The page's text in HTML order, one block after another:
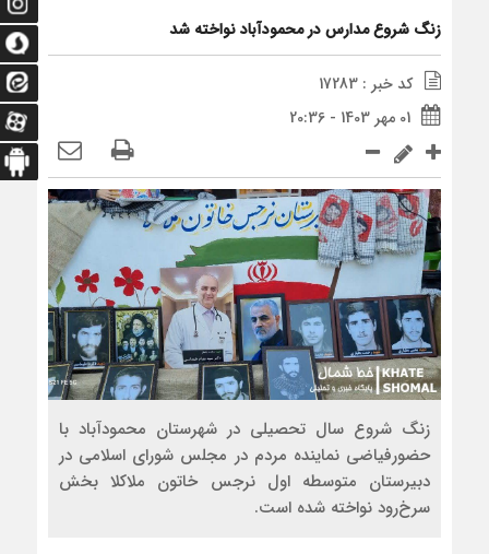
زنگ شروع مدارس در محمودآباد نواخته شد
کد خبر : 17283
01 مهر 1403 - 20:36
زنگ شروع سال تحصیلی در شهرستان محمودآباد با
حضورفیاضی نماینده مردم در مجلس شورای اسلامی در
دبیرستان متوسطه اول نرجس خاتون ملاکلا بخش
سرخ‌رود نواخته شده است.